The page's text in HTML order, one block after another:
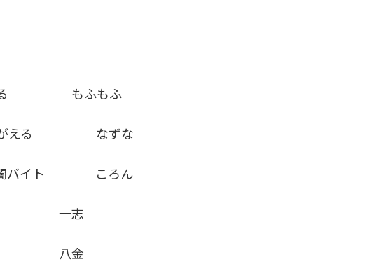
知る もふもふ
みがえる なずな
て闇バイト ころん
先か 一志
人機 八金